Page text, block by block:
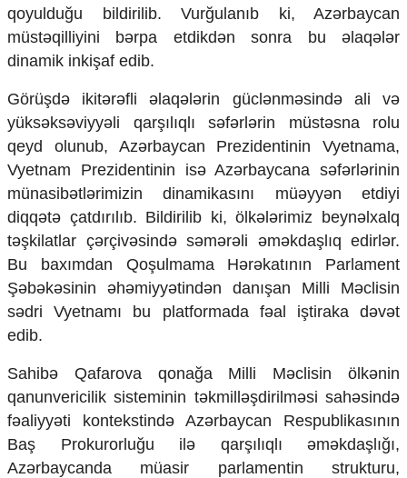
İqtisadi xəbərlər
Energetika
Neft-qaz
Kənd təsərrüfatı
Hərbi sənaye
Telekommunikasiya və nəqliyyat
Cəmiyyət
Crossmedia.az - 1 yaş
Siyasət
Məhkəmə və hüquq
Ekologiya
Zəfər - 5
Gənclər və İdman
Media və QHT
Hadisə
Sağlamlıq
Sosium
Mənəvi dəyərlər
Texnologiya
Mətbuat-150
qoyulduğu bildirilib. Vurğulanıb ki, Azərbaycan
müstəqilliyini bərpa etdikdən sonra bu əlaqələr
dinamik inkişaf edib.
Görüşdə ikitərəfli əlaqələrin güclənməsində ali və
yüksəksəviyyəli qarşılıqlı səfərlərin müstəsna rolu
qeyd olunub, Azərbaycan Prezidentinin Vyetnama,
Vyetnam Prezidentinin isə Azərbaycana səfərlərinin
münasibətlərimizin dinamikasını müəyyən etdiyi
diqqətə çatdırılıb. Bildirilib ki, ölkələrimiz beynəlxalq
təşkilatlar çərçivəsində səmərəli əməkdaşlıq edirlər.
Bu baxımdan Qoşulmama Hərəkatının Parlament
Şəbəkəsinin əhəmiyyətindən danışan Milli Məclisin
sədri Vyetnamı bu platformada fəal iştiraka dəvət
edib.
Sahibə Qafarova qonağa Milli Məclisin ölkənin
qanunvericilik sisteminin təkmilləşdirilməsi sahəsində
fəaliyyəti kontekstində Azərbaycan Respublikasının
Baş Prokurorluğu ilə qarşılıqlı əməkdaşlığı,
Azərbaycanda müasir parlamentin strukturu,